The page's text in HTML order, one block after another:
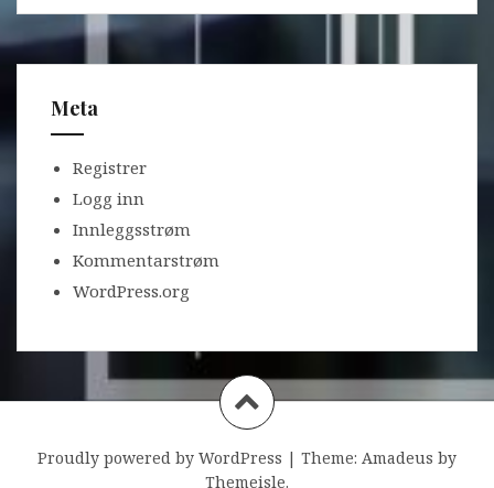
Meta
Registrer
Logg inn
Innleggsstrøm
Kommentarstrøm
WordPress.org
Proudly powered by WordPress | Theme: Amadeus by
Themeisle.